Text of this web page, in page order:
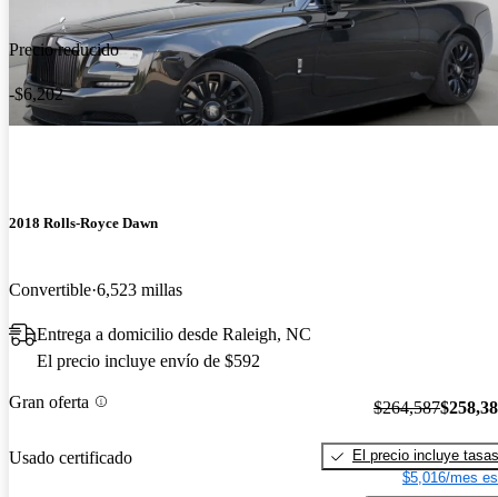
Precio reducido
-$6,202
2018 Rolls-Royce Dawn
Convertible 6,523 millas
Entrega a domicilio desde Raleigh, NC
El precio incluye envío de $592
Gran oferta
Usado certificado
$264,587
El precio incluye tasas
$5,016/mes